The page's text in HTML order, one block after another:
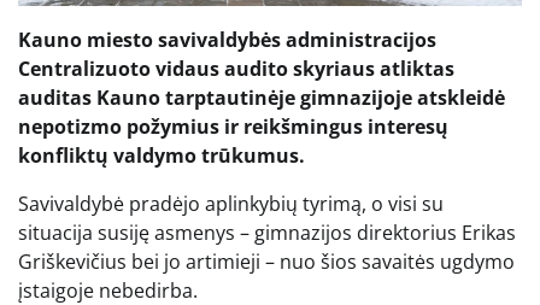
Kauno miesto savivaldybės administracijos
Centralizuoto vidaus audito skyriaus atliktas
auditas Kauno tarptautinėje gimnazijoje atskleidė
nepotizmo požymius ir reikšmingus interesų
konfliktų valdymo trūkumus.
Savivaldybė pradėjo aplinkybių tyrimą, o visi su
situacija susiję asmenys – gimnazijos direktorius Erikas
Griškevičius bei jo artimieji – nuo šios savaitės ugdymo
įstaigoje nebedirba.